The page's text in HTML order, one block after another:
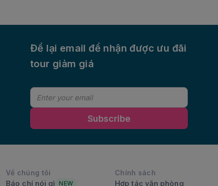
Để lại email để nhận được ưu đãi
tour giảm giá
Subscribe
Về chúng tôi
Báo chí nói gì NEW
Chính sách
Hợp tác văn phòng